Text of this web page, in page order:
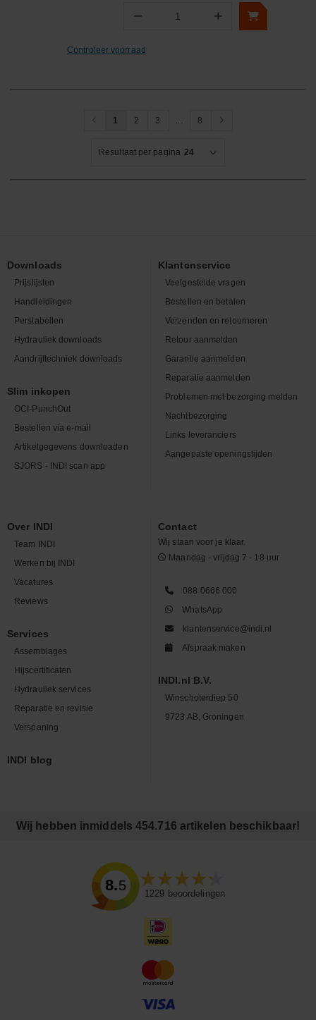
− Aantal +
Controleer voorraad
1 2 3 ... 8
Resultaat per pagina 24
Downloads
Prijslijsten
Handleidingen
Perstabellen
Hydrauliek downloads
Aandrijftechniek downloads
Slim inkopen
OCI-PunchOut
Bestellen via e-mail
Artikelgegevens downloaden
SJORS - INDI scan app
Klantenservice
Veelgestelde vragen
Bestellen en betalen
Verzenden en retourneren
Retour aanmelden
Garantie aanmelden
Reparatie aanmelden
Problemen met bezorging melden
Nachtbezorging
Links leveranciers
Aangepaste openingstijden
Over INDI
Team INDI
Werken bij INDI
Vacatures
Reviews
Services
Assemblages
Hijscertificaten
Hydrauliek services
Reparatie en revisie
Verspaning
INDI blog
Contact
Wij staan voor je klaar.
Maandag - vrijdag 7 - 18 uur
088 0666 000
WhatsApp
klantenservice@indi.nl
Afspraak maken
INDI.nl B.V.
Winschoterdiep 50
9723 AB, Groningen
Wij hebben inmiddels 454.716 artikelen beschikbaar!
8.5
1229 beoordelingen